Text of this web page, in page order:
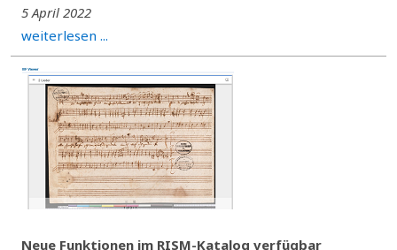
5 April 2022
weiterlesen ...
Neue Funktionen im RISM-Katalog verfügbar